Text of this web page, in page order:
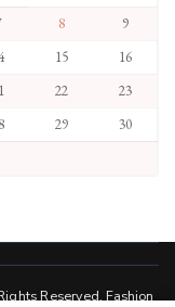
8
9
15
16
22
23
29
30
Reserved. Fashion